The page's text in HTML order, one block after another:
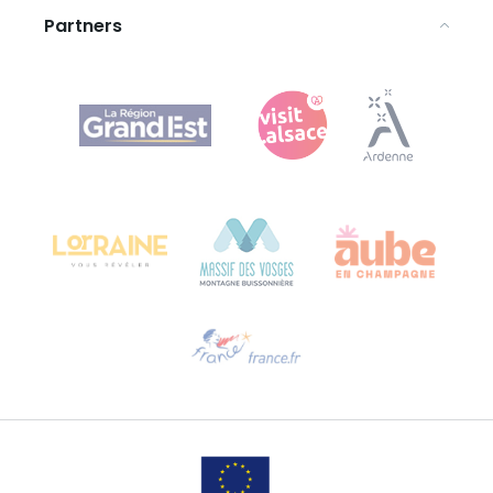
Agence Régionale du Tourisme Grand Est
Bureau de Colmar (hoofdkantoor)
Stuur ons een e-mail
Partners